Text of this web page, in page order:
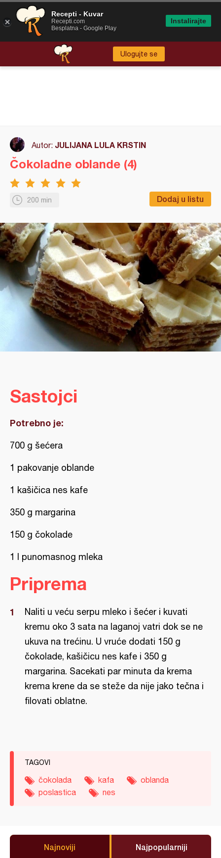
Ulogujte se
Autor: JULIJANA LULA KRSTIN
200 min Dodaj u listu
Čokoladne oblande (4)
Sastojci
Potrebno je:
700 g šećera
1 pakovanje oblande
1 kašičica nes kafe
350 g margarina
150 g čokolade
1 l punomasnog mleka
Priprema
Naliti u veću serpu mleko i šećer i kuvati
kremu oko 3 sata na laganoj vatri dok se ne
ukuva na trećinu. U vruće dodati 150 g
čokolade, kašičicu nes kafe i 350 g
margarina. Sacekati par minuta da krema
krema krene da se steže da nije jako tečna i
filovati oblatne.
TAGOVI
čokolada kafa
oblanda
poslastica
nes
Najnoviji Najpopularniji
Recepti - Kuvar
Recepti.com
Besplatna - Google Play
Instalirajte